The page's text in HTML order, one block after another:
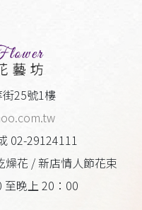
25號1樓
02-29124111
花 / 新店情人節花束
至晚上 20：00